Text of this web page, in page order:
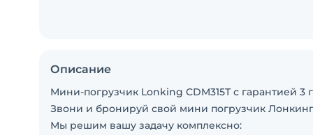
Описание
Мини-погрузчик Lonking CDM315Т с гарантией 3
Звони и бронируй свой мини погрузчик
Мы решим вашу задачу комплексно: